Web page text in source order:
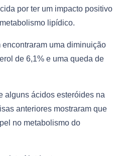
por ter um impacto positivo
lipídico.
uma diminuição
de 6,1% e uma queda de
alguns ácidos esteróides na
anteriores mostraram que
no metabolismo do